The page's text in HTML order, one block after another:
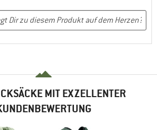
MIT EXZELLENTER